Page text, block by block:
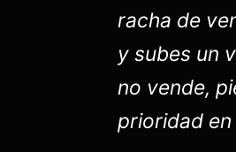
racha de
y subes un
no vende,
prioridad en